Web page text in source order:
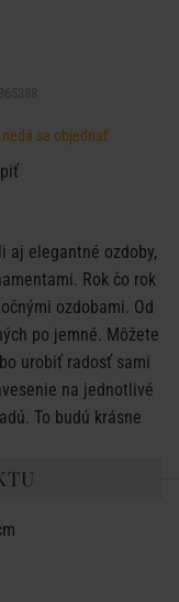
sa objednať
aj elegantné ozdoby,
Rok čo rok
ozdobami. Od
po jemné. Môžete
urobiť radosť sami
na jednotlivé
To budú krásne